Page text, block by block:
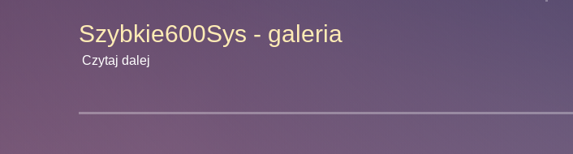
Szybkie600Sys - galeria
Czytaj dalej